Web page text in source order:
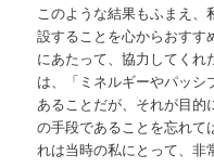
このような結果もふまえ
設することを心からおすす
にあたって、協力してくれ
は、「ミネルギーやパッ
あることだが、それが目
の手段であることを忘れて
れは当時の私にとって、非